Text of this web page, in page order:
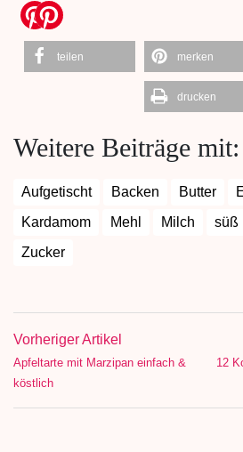
teilen merken
drucken
Weitere Beiträge mit:
Aufgetischt Backen Butter
Kardamom
Mehl Milch süß
Zucker
Vorheriger Artikel
Apfeltarte mit Marzipan einfach &
köstlich
12